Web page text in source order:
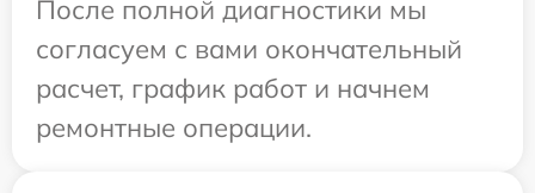
После полной диагностики мы
согласуем с вами окончательный
расчет, график работ и начнем
ремонтные операции.